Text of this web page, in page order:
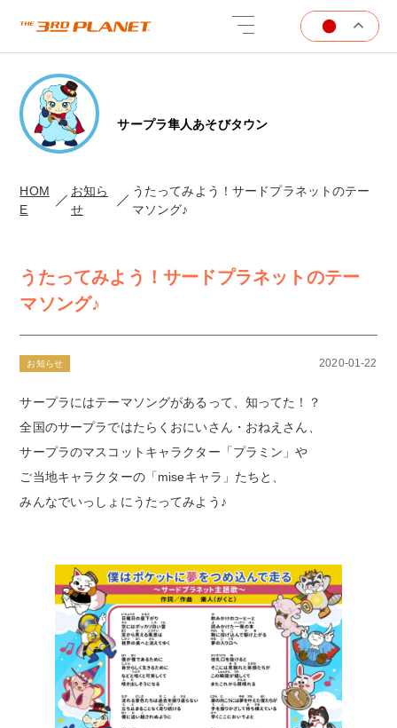
サープラ隼人あそびタウン
HOM
E
お知ら
せ
うたってみよう！サードプラネットのテー
マソング♪
うたってみよう！サードプラネットのテー
マソング♪
お知らせ 2020-01-22
サープラにはテーマソングがあるって、知ってた！？
全国のサープラではたらくおにいさん・おねえさん、
サープラのマスコットキャラクター「プラミン」や
ご当地キャラクターの「miseキャラ」たちと、
みんなでいっしょにうたってみよう♪